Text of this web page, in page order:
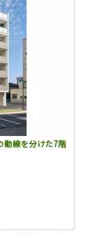
動線を分けた7階